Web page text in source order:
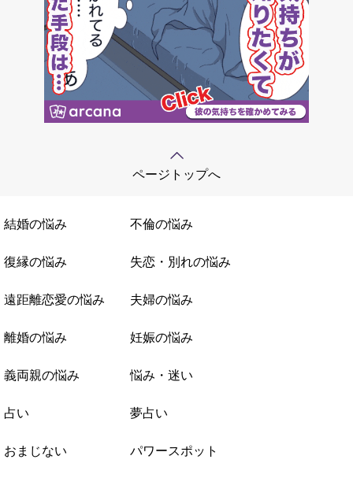
ページトップへ
結婚の悩み 不倫の悩み
復縁の悩み 失恋・別れの悩み
遠距離恋愛の悩み 夫婦の悩み
離婚の悩み 妊娠の悩み
義両親の悩み 悩み・迷い
占い 夢占い
おまじない パワースポット